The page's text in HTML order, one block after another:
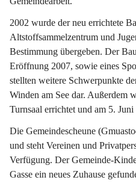
2002 wurde der neu errichtete
Altstoffsammelzentrum und
Bestimmung übergeben. Der
Eröffnung 2007, sowie eines
stellten weitere Schwerpunkte
Winden am See dar. Außerdem
Turnsaal errichtet und am 5.
Die Gemeindescheune
und steht Vereinen und
Verfügung. Der Gemeinde-
Gasse ein neues Zuhause